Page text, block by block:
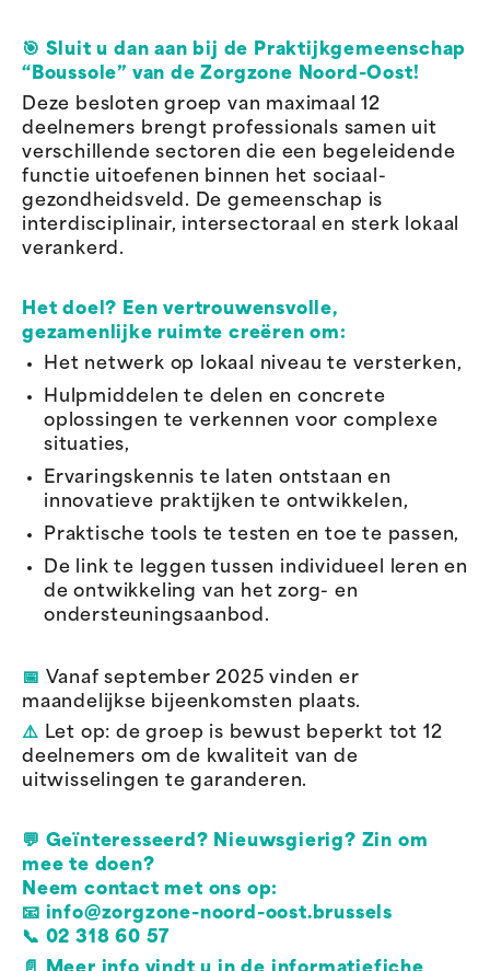
🎯 Sluit u dan aan bij de Praktijkgemeenschap
“Boussole” van de Zorgzone Noord-Oost!
Deze besloten groep van maximaal 12
deelnemers brengt professionals samen uit
verschillende sectoren die een begeleidende
functie uitoefenen binnen het sociaal-
gezondheidsveld. De gemeenschap is
interdisciplinair, intersectoraal en sterk lokaal
verankerd.
Het doel? Een vertrouwensvolle,
gezamenlijke ruimte creëren om:
Het netwerk op lokaal niveau te versterken,
Hulpmiddelen te delen en concrete
oplossingen te verkennen voor complexe
situaties,
Ervaringskennis te laten ontstaan en
innovatieve praktijken te ontwikkelen,
Praktische tools te testen en toe te passen,
De link te leggen tussen individueel leren en
de ontwikkeling van het zorg- en
ondersteuningsaanbod.
📅
Vanaf september 2025 vinden er
maandelijkse bijeenkomsten plaats.
⚠️ Let op: de groep is bewust beperkt tot 12
deelnemers om de kwaliteit van de
uitwisselingen te garanderen.
💬 Geïnteresseerd? Nieuwsgierig? Zin om
mee te doen?
Neem contact met ons op:
📧 info@zorgzone-noord-oost.brussels
📞 02 318 60 57